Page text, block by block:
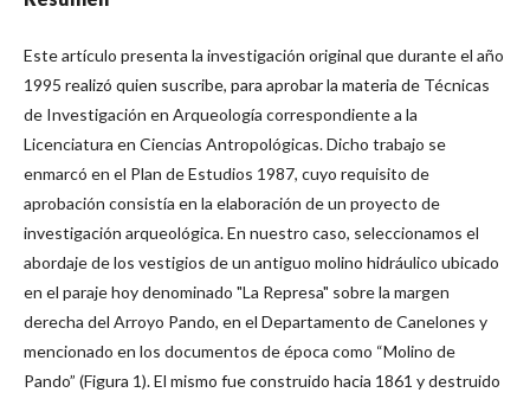
Este artículo presenta la investigación original que durante el año
1995 realizó quien suscribe, para aprobar la materia de Técnicas
de Investigación en Arqueología correspondiente a la
Licenciatura en Ciencias Antropológicas. Dicho trabajo se
enmarcó en el Plan de Estudios 1987, cuyo requisito de
aprobación consistía en la elaboración de un proyecto de
investigación arqueológica. En nuestro caso, seleccionamos el
abordaje de los vestigios de un antiguo molino hidráulico ubicado
en el paraje hoy denominado "La Represa" sobre la margen
derecha del Arroyo Pando, en el Departamento de Canelones y
mencionado en los documentos de época como “Molino de
Pando” (Figura 1). El mismo fue construido hacia 1861 y destruido